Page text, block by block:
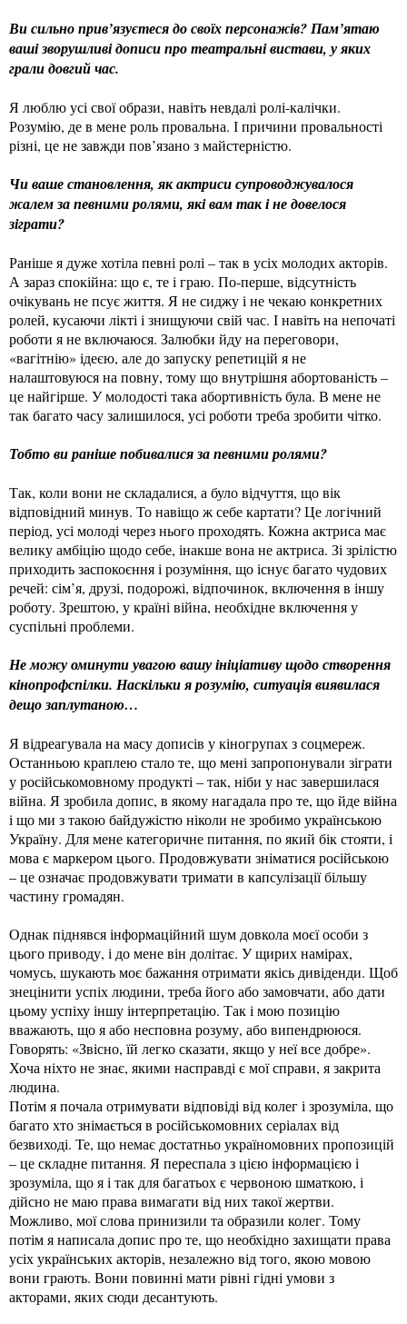
Ви сильно прив’язуєтеся до своїх персонажів? Пам’ятаю
ваші зворушливі дописи про театральні вистави, у яких
грали довгий час.
Я люблю усі свої образи, навіть невдалі ролі-калічки.
Розумію, де в мене роль провальна. І причини провальності
різні, це не завжди пов’язано з майстерністю.
Чи ваше становлення, як актриси супроводжувалося
жалем за певними ролями, які вам так і не довелося
зіграти?
Раніше я дуже хотіла певні ролі – так в усіх молодих акторів.
А зараз спокійна: що є, те і граю. По-перше, відсутність
очікувань не псує життя. Я не сиджу і не чекаю конкретних
ролей, кусаючи лікті і знищуючи свій час. І навіть на непочаті
роботи я не включаюся. Залюбки йду на переговори,
«вагітнію» ідеєю, але до запуску репетицій я не
налаштовуюся на повну, тому що внутрішня абортованість –
це найгірше. У молодості така абортивність була. В мене не
так багато часу залишилося, усі роботи треба зробити чітко.
Тобто ви раніше побивалися за певними ролями?
Так, коли вони не складалися, а було відчуття, що вік
відповідний минув. То навіщо ж себе картати? Це логічний
період, усі молоді через нього проходять. Кожна актриса має
велику амбіцію щодо себе, інакше вона не актриса. Зі зрілістю
приходить заспокоєння і розуміння, що існує багато чудових
речей: сім’я, друзі, подорожі, відпочинок, включення в іншу
роботу. Зрештою, у країні війна, необхідне включення у
суспільні проблеми.
Не можу оминути увагою вашу ініціативу щодо створення
кінопрофспілки. Наскільки я розумію, ситуація виявилася
дещо заплутаною…
Я відреагувала на масу дописів у кіногрупах з соцмереж.
Останньою краплею стало те, що мені запропонували зіграти
у російськомовному продукті – так, ніби у нас завершилася
війна. Я зробила допис, в якому нагадала про те, що йде війна
і що ми з такою байдужістю ніколи не зробимо українською
Україну. Для мене категоричне питання, по який бік стояти, і
мова є маркером цього. Продовжувати зніматися російською
– це означає продовжувати тримати в капсулізації більшу
частину громадян.
Однак піднявся інформаційний шум довкола моєї особи з
цього приводу, і до мене він долітає. У щирих намірах,
чомусь, шукають моє бажання отримати якісь дивіденди. Щоб
знецінити успіх людини, треба його або замовчати, або дати
цьому успіху іншу інтерпретацію. Так і мою позицію
вважають, що я або несповна розуму, або випендрююся.
Говорять: «Звісно, їй легко сказати, якщо у неї все добре».
Хоча ніхто не знає, якими насправді є мої справи, я закрита
людина.
Потім я почала отримувати відповіді від колег і зрозуміла, що
багато хто знімається в російськомовних серіалах від
безвиході. Те, що немає достатньо україномовних пропозицій
– це складне питання. Я переспала з цією інформацією і
зрозуміла, що я і так для багатьох є червоною шматкою, і
дійсно не маю права вимагати від них такої жертви.
Можливо, мої слова принизили та образили колег. Тому
потім я написала допис про те, що необхідно захищати права
усіх українських акторів, незалежно від того, якою мовою
вони грають. Вони повинні мати рівні гідні умови з
акторами, яких сюди десантують.